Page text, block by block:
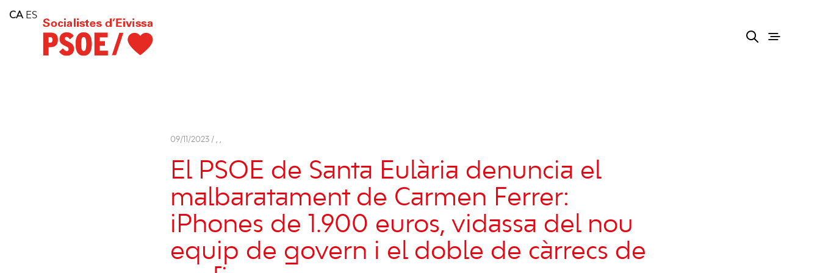
Consell Insular d'Eivissa
Services
09/11/2023 / , ,
El PSOE de Santa Eulària denuncia el
malbaratament de Carmen Ferrer:
iPhones de 1.900 euros, vidassa del nou
equip de govern i el doble de càrrecs de
CA ES